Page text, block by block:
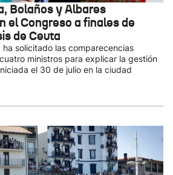
Bolaños y Albares
el Congreso a finales de
de Ceuta
ha solicitado las comparecencias
ministros para explicar la gestión
el 30 de julio en la ciudad